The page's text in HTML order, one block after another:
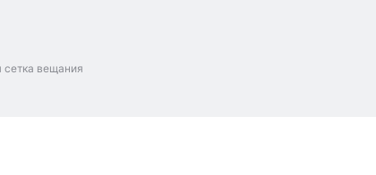
сетка вещания